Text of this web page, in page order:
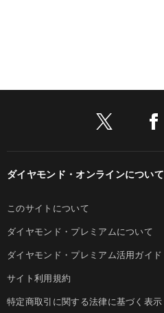
ダイヤモンド・オンラインについて
このサイトについて
ダイヤモンド・プレミアムについて
ダイヤモンド・プレミアム活用ガイド
サイト利用規約
特定商取引に関する法律に基づく表示